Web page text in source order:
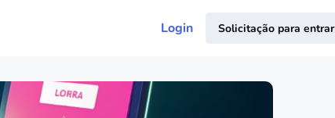
Login Solicitação para entrar